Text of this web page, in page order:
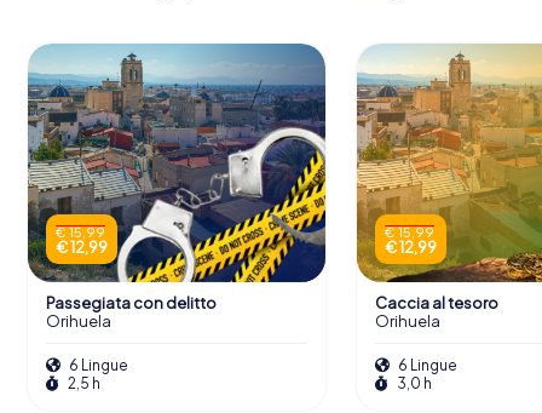
€ 15,99
€ 12,99
Passegiata con delitto
Orihuela
6 Lingue
2,5 h
€ 15,99
€ 12,99
Caccia al tesoro
Orihuela
6 Lingue
3,0 h